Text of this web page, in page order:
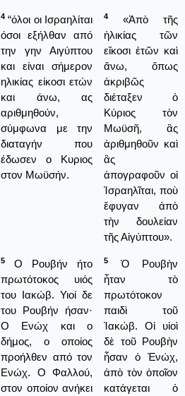
4 “όλοι οι Ισραηλίται
όσοι εξήλθαν από
την γην Αιγύπτου
και είναι σήμερον
ηλικίας είκοσι ετών
και άνω, ας
αριθμηθούν,
σύμφωνα με την
διαταγήν που
έδωσεν ο Κυριος
στον Μωϋσήν.
4
«Ἀπὸ τῆς
ἡλικίας τῶν
εἴκοσι ἐτῶν καὶ
ἄνω, ὅπως
ἀκριβῶς
διέταξεν ὁ
Κύριος τὸν
Μωϋσῆ, ἂς
ἀριθμηθοῦν καὶ
ἂς
ἀπογραφοῦν οἱ
Ἰσραηλῖται, ποὺ
ἔφυγαν ἀπὸ
τὴν δουλείαν
τῆς Αἰγύπτου».
5
Ο Ρουβήν ήτο
πρωτότοκος υιός
του Ιακώβ. Υιοί δε
του Ρουβήν ήσαν·
Ο Ενώχ και ο
δήμος, ο οποίος
προήλθεν από τον
Ενώχ. Ο Φαλλού,
στον οποίον ανήκει
5
Ὁ Ρουβὴν
ἦταν τὸ
πρωτότοκον
παιδὶ τοῦ
Ἰακώβ. Οἱ υἱοὶ
δὲ τοῦ Ρουβὴν
ἦσαν ὁ Ἐνώχ,
ἀπὸ τὸν ὁποῖον
κατάγεται ὁ